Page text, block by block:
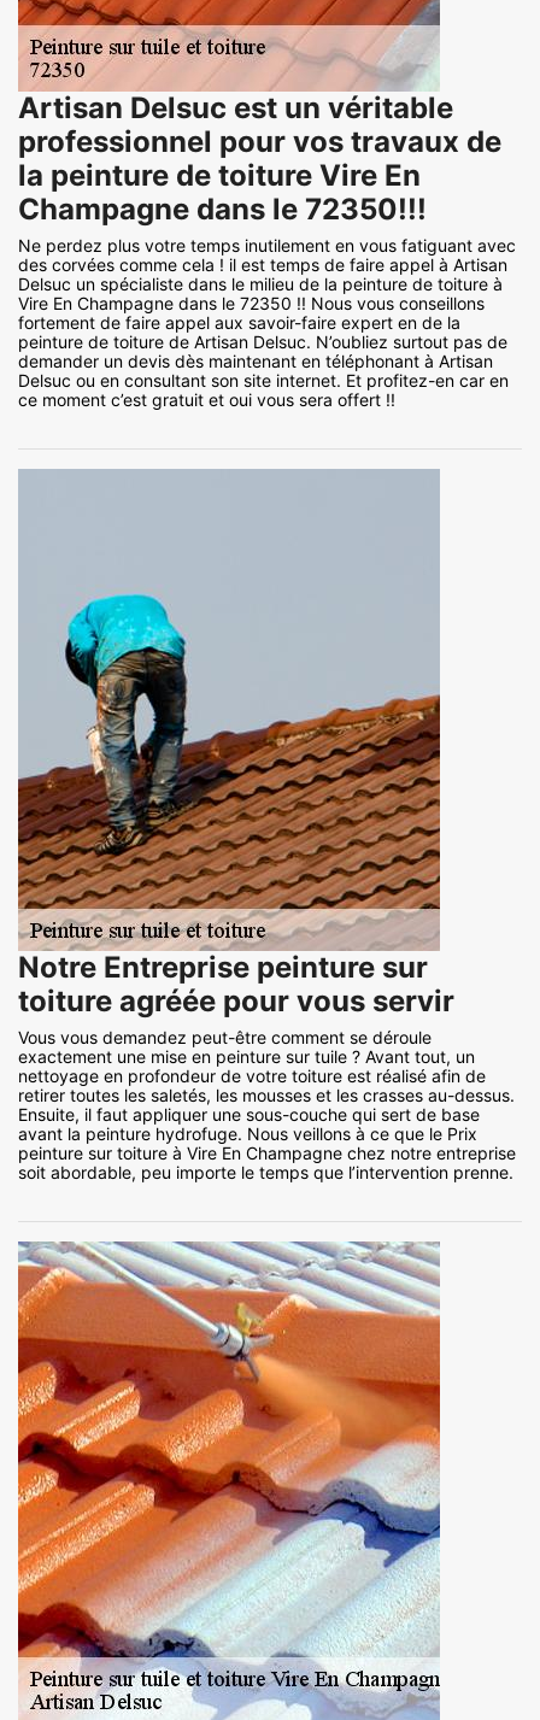
Artisan Delsuc est un véritable
professionnel pour vos travaux de
la peinture de toiture Vire En
Champagne dans le 72350!!!
Ne perdez plus votre temps inutilement en vous fatiguant avec
des corvées comme cela ! il est temps de faire appel à Artisan
Delsuc un spécialiste dans le milieu de la peinture de toiture à
Vire En Champagne dans le 72350 !! Nous vous conseillons
fortement de faire appel aux savoir-faire expert en de la
peinture de toiture de Artisan Delsuc. N’oubliez surtout pas de
demander un devis dès maintenant en téléphonant à Artisan
Delsuc ou en consultant son site internet. Et profitez-en car en
ce moment c’est gratuit et oui vous sera offert !!
Notre Entreprise peinture sur
toiture agréée pour vous servir
Vous vous demandez peut-être comment se déroule
exactement une mise en peinture sur tuile ? Avant tout, un
nettoyage en profondeur de votre toiture est réalisé afin de
retirer toutes les saletés, les mousses et les crasses au-dessus.
Ensuite, il faut appliquer une sous-couche qui sert de base
avant la peinture hydrofuge. Nous veillons à ce que le Prix
peinture sur toiture à Vire En Champagne chez notre entreprise
soit abordable, peu importe le temps que l’intervention prenne.